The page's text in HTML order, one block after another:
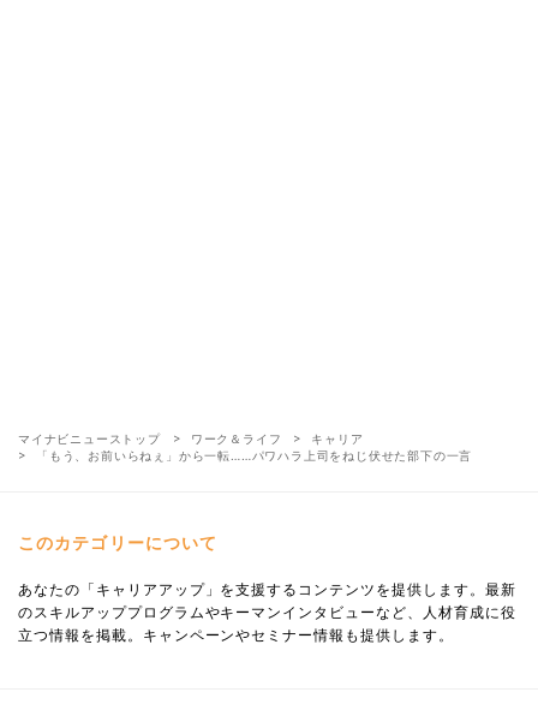
マイナビニューストップ ワーク＆ライフ
キャリア
「もう、お前いらねぇ」から一転……パワハラ上司をねじ伏せた部下の一言
このカテゴリーについて
あなたの「キャリアアップ」を支援するコンテンツを提供します。最新
のスキルアッププログラムやキーマンインタビューなど、人材育成に役
立つ情報を掲載。キャンペーンやセミナー情報も提供します。